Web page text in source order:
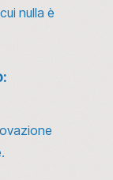
nulla è